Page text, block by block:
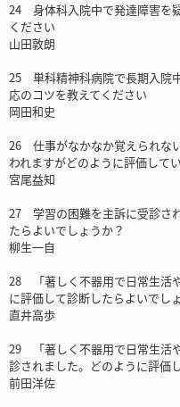
24 身体科入院中で発達障害を
ください
山田敦朗
25 単科精神科病院で長期入院
応のコツを教えてください
岡田和史
26 仕事がなかなか覚えられな
われますがどのように評価して
宮尾益知
27 学習の困難を主訴に受診さ
たらよいでしょうか？
柳生一自
28 「著しく不器用で日常生活
に評価して診断したらよいでし
直井高歩
29 「著しく不器用で日常生活
診されました。どのように評価
前田洋佐